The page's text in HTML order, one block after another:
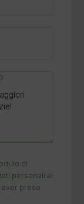
di
personali ai
preso